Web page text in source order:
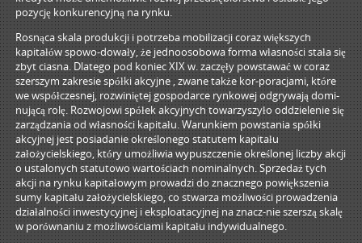
pozycję konkurencyjną na rynku.
Rosnąca skala produkcji i potrzeba mobilizacji coraz większych
kapitałów spowo-dowały, że jednoosobowa forma własności stała się
zbyt ciasna. Dlatego pod koniec XIX w. zaczęły powstawać w coraz
szerszym zakresie spółki akcyjne , zwane także kor-poracjami, które
we współczesnej, rozwiniętej gospodarce rynkowej odgrywają domi-
nującą rolę. Rozwojowi spółek akcyjnych towarzyszyło oddzielenie się
zarządzania od własności kapitału. Warunkiem powstania spółki
akcyjnej jest posiadanie określonego statutem kapitału
założycielskiego, który umożliwia wypuszczenie określonej liczby akcji
o ustalonych statutowo wartościach nominalnych. Sprzedaż tych
akcji na rynku kapitałowym prowadzi do znacznego powiększenia
sumy kapitału założycielskiego, co stwarza możliwości prowadzenia
działalności inwestycyjnej i eksploatacyjnej na znacz-nie szerszą skalę
w porównaniu z możliwościami kapitału indywidualnego.